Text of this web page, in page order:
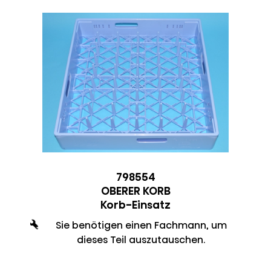
798554
OBERER KORB
Korb-Einsatz
Sie benötigen einen Fachmann, um
dieses Teil auszutauschen.